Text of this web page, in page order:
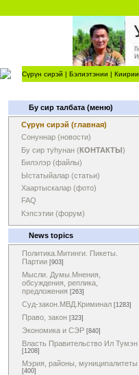
Сүрүн сирэй | Бэлиэтэнии | Киирии
Бу сир талбата (меню)
Сүрүн сирэй (главная)
Сонуннар (новости)
Бу сир туһунан (КОНТАКТЫ)
Билэлэр (файлы)
Ыстатыйалар (статьи)
Хаартыскалар (фото)
FAQ
Кэпсэтии (форум)
News topics
Политика.Митинги. Пикеты.
Партии [903]
Мысли. Думы.Мнения,
обсуждения, реплика,
предложения [263]
Суд-закон.МВД.Криминал [1283]
Право, закон [323]
Экономика и СЭР [840]
Власть Правительство Ил Тумэн
[1208]
Мэрия, районы, муниципалитеты
[400]